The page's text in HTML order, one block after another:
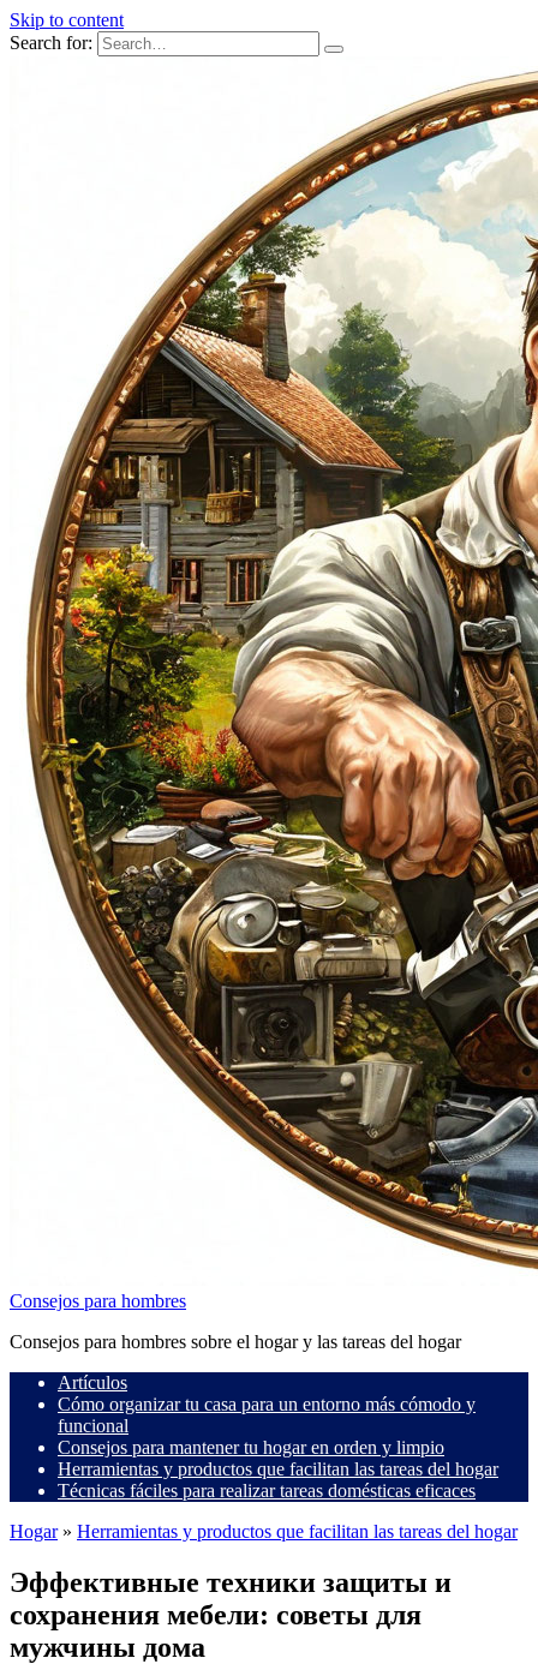
Skip to content
Search for:
Consejos para hombres
Consejos para hombres sobre el hogar y las tareas del hogar
Artículos
Cómo organizar tu casa para un entorno más cómodo y
funcional
Consejos para mantener tu hogar en orden y limpio
Herramientas y productos que facilitan las tareas del hogar
Técnicas fáciles para realizar tareas domésticas eficaces
Hogar» Herramientas y productos que facilitan las tareas del hogar
Эффективные техники защиты и
сохранения мебели: советы для
мужчины дома